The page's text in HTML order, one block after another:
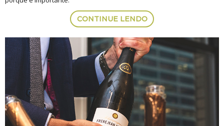
CONTINUE LENDO